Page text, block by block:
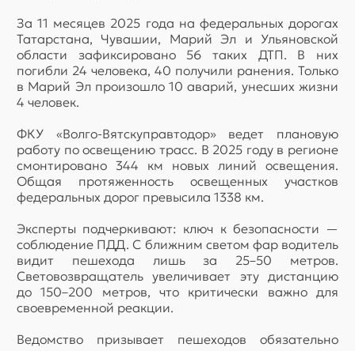
За 11 месяцев 2025 года на федеральных дорогах
Татарстана, Чувашии, Марий Эл и Ульяновской
области зафиксировано 56 таких ДТП. В них
погибли 24 человека, 40 получили ранения. Только
в Марий Эл произошло 10 аварий, унесших жизни
4 человек.
ФКУ «Волго-Вятскуправтодор» ведет плановую
работу по освещению трасс. В 2025 году в регионе
смонтировано 344 км новых линий освещения.
Общая протяженность освещенных участков
федеральных дорог превысила 1338 км.
Эксперты подчеркивают: ключ к безопасности —
соблюдение ПДД. С ближним светом фар водитель
видит пешехода лишь за 25–50 метров.
Световозвращатель увеличивает эту дистанцию
до 150–200 метров, что критически важно для
своевременной реакции.
Ведомство призывает пешеходов обязательно